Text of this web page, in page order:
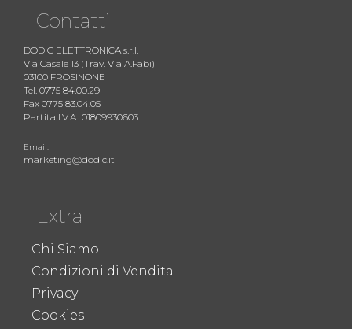
Contatti
DODIC ELETTRONICA s.r.l.
Via Casale 13 (Trav. Via A.Fabi)
03100 FROSINONE
Tel. 0775 84.00.29
Fax 0775 83.04.05
Partita I.V.A.: 01809930603
Email:
marketing@dodic.it
Extra
Chi Siamo
Condizioni di Vendita
Privacy
Cookies